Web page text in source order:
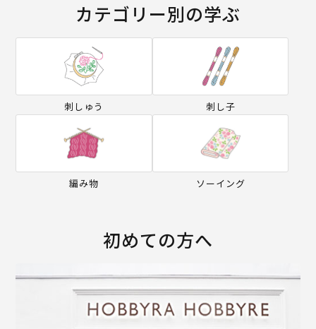
カテゴリー別の学ぶ
刺しゅう 刺し子
編み物 ソーイング
初めての方へ